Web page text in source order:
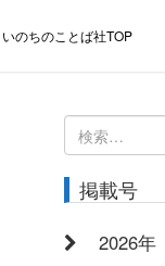
いのちのことば社TOP
検
索:
掲載号
2026年